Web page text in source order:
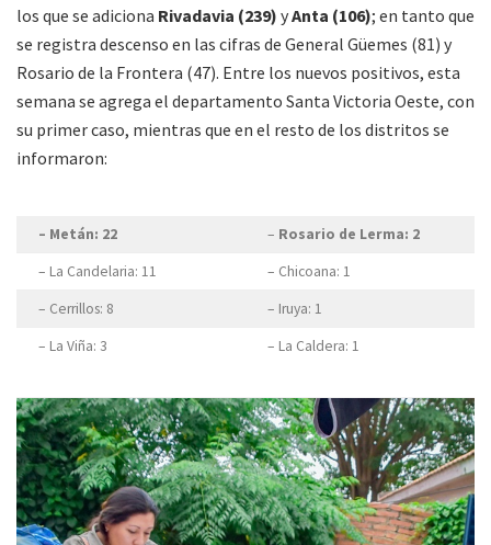
los que se adiciona Rivadavia (239) yAnta (106); en tanto que
se registra descenso en las cifras de General Güemes (81) y
Rosario de la Frontera (47). Entre los nuevos positivos, esta
semana se agrega el departamento Santa Victoria Oeste, con
su primer caso, mientras que en el resto de los distritos se
informaron:
– Metán: 22 – Rosario de Lerma: 2
– La Candelaria: 11
– Chicoana: 1
– Cerrillos: 8
– Iruya: 1
– La Viña: 3
– La Caldera: 1